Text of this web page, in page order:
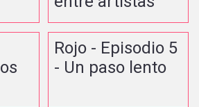
Rojo - Episodio 5
- Un paso lento